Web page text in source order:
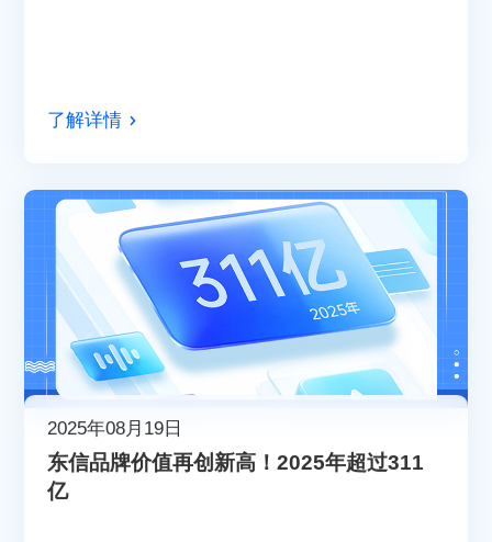
了解详情
2025年08月19日
东信品牌价值再创新高！2025年超过311
亿